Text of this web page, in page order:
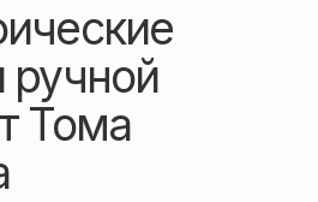
ручной
Тома